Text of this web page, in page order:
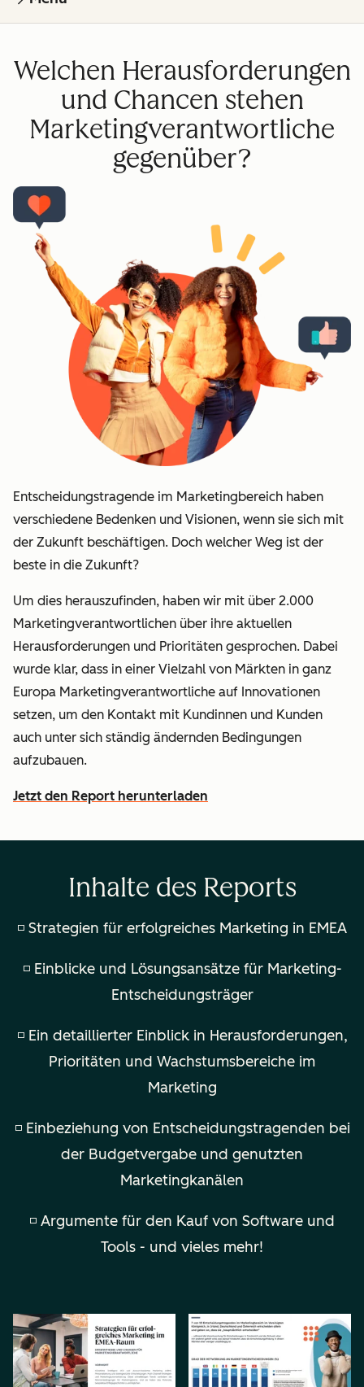
Welchen Herausforderungen
und Chancen stehen
Marketingverantwortliche
gegenüber?
Entscheidungstragende im Marketingbereich haben
verschiedene Bedenken und Visionen, wenn sie sich mit
der Zukunft beschäftigen. Doch welcher Weg ist der
beste in die Zukunft?
Um dies herauszufinden, haben wir mit über 2.000
Marketingverantwortlichen über ihre aktuellen
Herausforderungen und Prioritäten gesprochen. Dabei
wurde klar, dass in einer Vielzahl von Märkten in ganz
Europa Marketingverantwortliche auf Innovationen
setzen, um den Kontakt mit Kundinnen und Kunden
auch unter sich ständig ändernden Bedingungen
aufzubauen.
Jetzt den Report herunterladen
Inhalte des Reports
◽ Strategien für erfolgreiches Marketing in EMEA
◽ Einblicke und Lösungsansätze für Marketing-
Entscheidungsträger
◽ Ein detaillierter Einblick in Herausforderungen,
Prioritäten und Wachstumsbereiche im
Marketing
◽ Einbeziehung von Entscheidungstragenden bei
der Budgetvergabe und genutzten
Marketingkanälen
◽ Argumente für den Kauf von Software und
Tools - und vieles mehr!